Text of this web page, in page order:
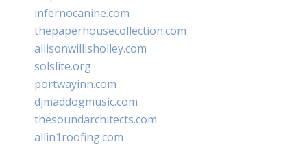
infernocanine.com
thepaperhousecollection.com
allisonwillisholley.com
solslite.org
portwayinn.com
djmaddogmusic.com
thesoundarchitects.com
allin1roofing.com